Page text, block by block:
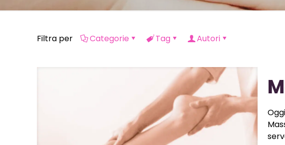
Filtra per Categorie Tag Autori